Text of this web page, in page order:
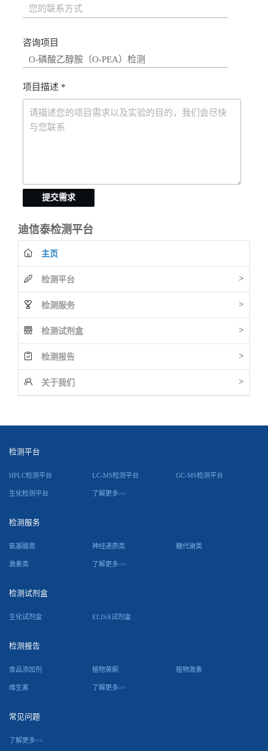
迪信泰检测平台
主页
检测平台 >
检测服务 >
检测试剂盒 >
检测报告 >
关于我们 >
咨询项目
项目描述 *
提交需求
检测平台
HPLC检测平台 LC-MS检测平台 GC-MS检测平台
生化检测平台 了解更多>>
检测服务
氨基酸类 神经递质类 糖代谢类
激素类 了解更多>>
检测试剂盒
生化试剂盒 ELISA试剂盒
检测报告
食品添加剂 植物黄酮 植物激素
维生素 了解更多>>
常见问题
了解更多>>